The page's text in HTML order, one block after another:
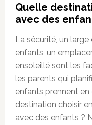
Quelle
avec des
La sécurité, un
enfants, un
ensoleillé sont les
les parents qui
enfants prennent
destination choisir
avec des enfants ?